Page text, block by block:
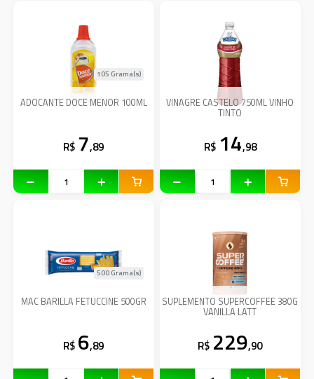
ADOCANTE DOCE MENOR 100ML
105 Grama(s)
R$ 7,89
VINAGRE CASTELO 750ML VINHO
TINTO
R$ 14,98
MAC BARILLA FETUCCINE 500GR
500 Grama(s)
R$ 6,89
SUPLEMENTO SUPERCOFFEE 380G
VANILLA LATT
R$ 229,90